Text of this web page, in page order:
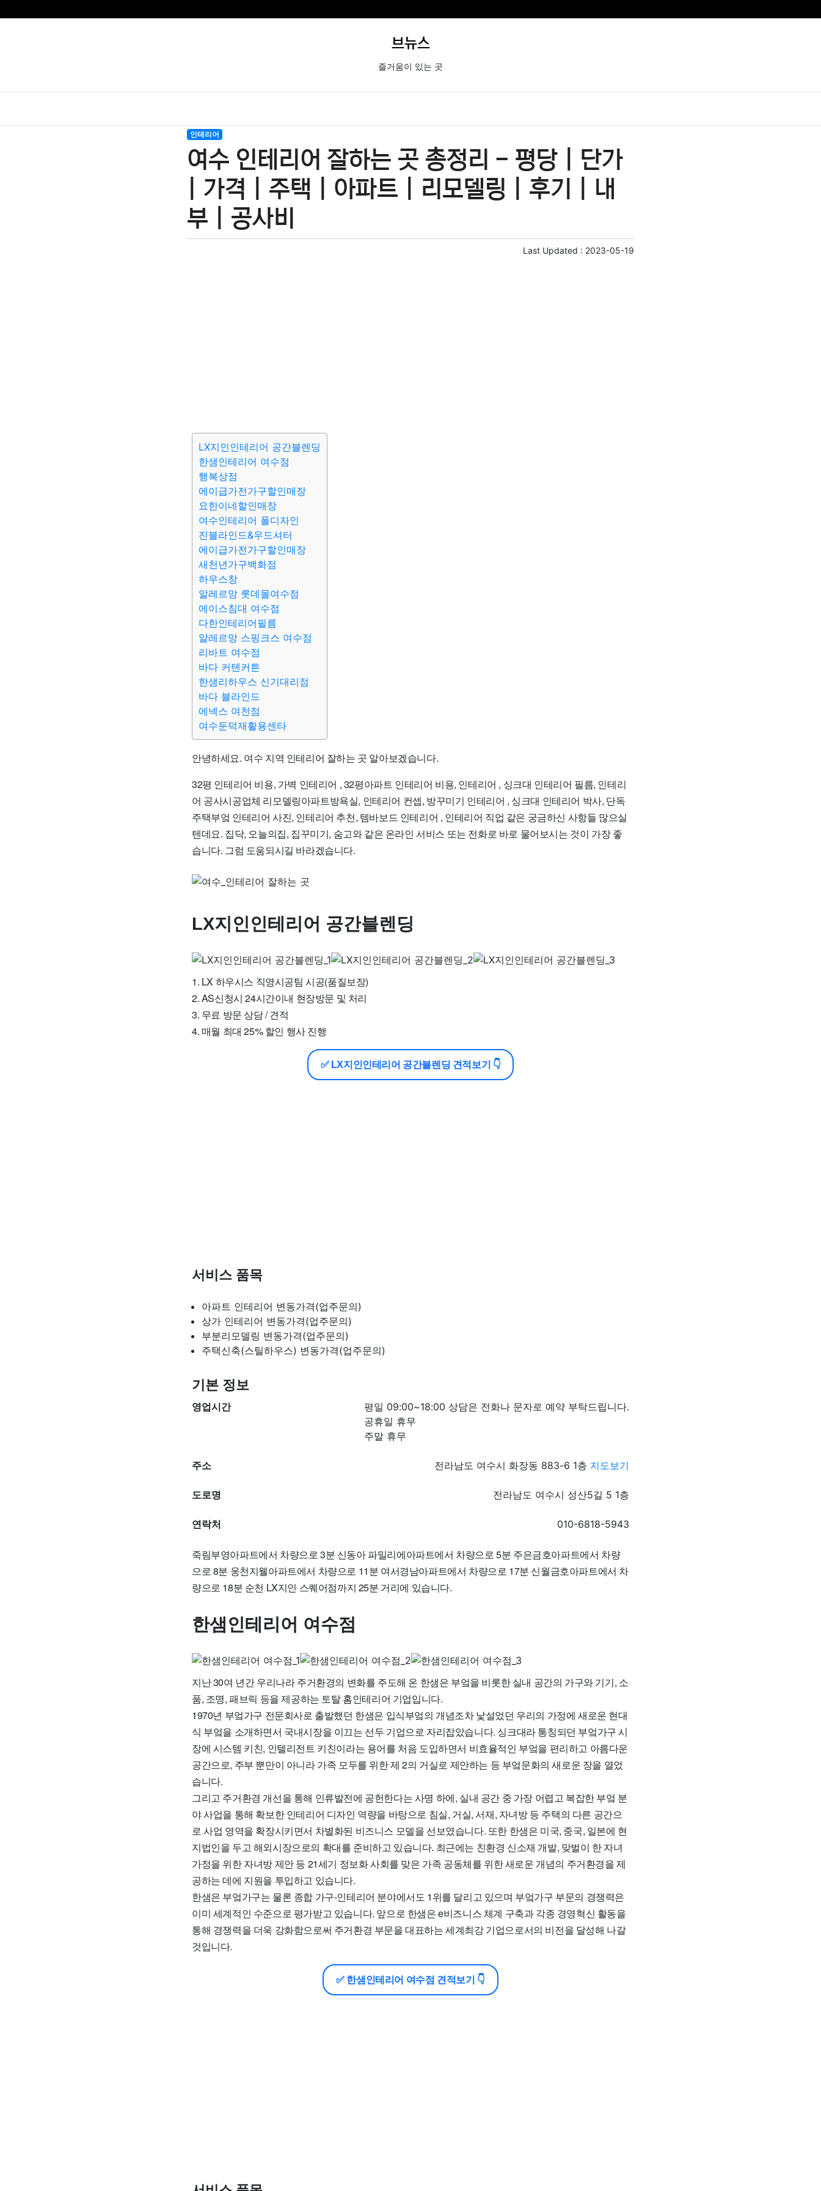
브뉴스
즐거움이 있는 곳
인테리어
여수 인테리어 잘하는 곳 총정리 - 평당 | 단가
| 가격 | 주택 | 아파트 | 리모델링 | 후기 | 내
부 | 공사비
Last Updated : 2023-05-19
LX지인인테리어 공간블렌딩
한샘인테리어 여수점
행복상점
에이급가전가구할인매장
요한이네할인매장
여수인테리어 폴디자인
진블라인드&우드셔터
에이급가전가구할인매장
새천년가구백화점
하우스창
알레르망 롯데몰여수점
에이스침대 여수점
다한인테리어필름
알레르망 스핑크스 여수점
리바트 여수점
바다 커텐커튼
한샘리하우스 신기대리점
바다 블라인드
에넥스 여천점
여수둔덕재활용센타
안녕하세요. 여수 지역 인테리어 잘하는 곳 알아보겠습니다.
32평 인테리어 비용, 가벽 인테리어 , 32평아파트 인테리어 비용, 인테리어 , 싱크대 인테리어 필름, 인테리
어 공사시공업체 리모델링아파트방욕실, 인테리어 컨셉, 방꾸미기 인테리어 , 싱크대 인테리어 박사, 단독
주택부엌 인테리어 사진, 인테리어 추천, 템바보드 인테리어 , 인테리어 직업 같은 궁금하신 사항들 많으실
텐데요. 집닥, 오늘의집, 집꾸미기, 숨고와 같은 온라인 서비스 또는 전화로 바로 물어보시는 것이 가장 좋
습니다. 그럼 도움되시길 바라겠습니다.
LX지인인테리어 공간블렌딩
1. LX 하우시스 직영시공팀 시공(품질보장)
2. AS신청시 24시간이내 현장방문 및 처리
3. 무료 방문 상담 / 견적
4. 매월 최대 25% 할인 행사 진행
✅ LX지인인테리어 공간블렌딩 견적보기 👇
서비스 품목
아파트 인테리어 변동가격(업주문의)
상가 인테리어 변동가격(업주문의)
부분리모델링 변동가격(업주문의)
주택신축(스틸하우스) 변동가격(업주문의)
기본 정보
영업시간
평일 09:00~18:00 상담은 전화나 문자로 예약 부탁드립니다.
공휴일 휴무
주말 휴무
주소 전라남도 여수시 화장동 883-6 1층 지도보기
도로명 전라남도 여수시 성산5길 5 1층
연락처 010-6818-5943
죽림부영아파트에서 차량으로 3분 신동아 파밀리에아파트에서 차량으로 5분 주은금호아파트에서 차량
으로 8분 웅천지웰아파트에서 차량으로 11분 여서경남아파트에서 차량으로 17분 신월금호아파트에서 차
량으로 18분 순천 LX지인 스퀘어점까지 25분 거리에 있습니다.
한샘인테리어 여수점
지난 30여 년간 우리나라 주거환경의 변화를 주도해 온 한샘은 부엌을 비롯한 실내 공간의 가구와 기기, 소
품, 조명, 패브릭 등을 제공하는 토탈 홈인테리어 기업입니다.
1970년 부엌가구 전문회사로 출발했던 한샘은 입식부엌의 개념조차 낯설었던 우리의 가정에 새로운 현대
식 부엌을 소개하면서 국내시장을 이끄는 선두 기업으로 자리잡았습니다. 싱크대라 통칭되던 부엌가구 시
장에 시스템 키친, 인텔리전트 키친이라는 용어를 처음 도입하면서 비효율적인 부엌을 편리하고 아름다운
공간으로, 주부 뿐만이 아니라 가족 모두를 위한 제 2의 거실로 제안하는 등 부엌문화의 새로운 장을 열었
습니다.
그리고 주거환경 개선을 통해 인류발전에 공헌한다는 사명 하에, 실내 공간 중 가장 어렵고 복잡한 부엌 분
야 사업을 통해 확보한 인테리어 디자인 역량을 바탕으로 침실, 거실, 서재, 자녀방 등 주택의 다른 공간으
로 사업 영역을 확장시키면서 차별화된 비즈니스 모델을 선보였습니다. 또한 한샘은 미국, 중국, 일본에 현
지법인을 두고 해외시장으로의 확대를 준비하고 있습니다. 최근에는 친환경 신소재 개발, 맞벌이 한 자녀
가정을 위한 자녀방 제안 등 21세기 정보화 사회를 맞은 가족 공동체를 위한 새로운 개념의 주거환경을 제
공하는 데에 지원을 투입하고 있습니다.
한샘은 부엌가구는 물론 종합 가구-인테리어 분야에서도 1위를 달리고 있으며 부엌가구 부문의 경쟁력은
이미 세계적인 수준으로 평가받고 있습니다. 앞으로 한샘은 e비즈니스 체계 구축과 각종 경영혁신 활동을
통해 경쟁력을 더욱 강화함으로써 주거환경 부문을 대표하는 세계최강 기업으로서의 비전을 달성해 나갈
것입니다.
✅ 한샘인테리어 여수점 견적보기 👇